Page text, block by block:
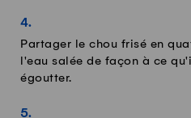
Partager le chou frisé en
l'eau salée de façon à ce
égoutter.